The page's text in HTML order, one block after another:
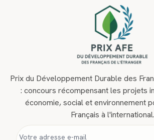
Prix du Développement Durable des
: concours récompensant les projets
économie, social et environnement
Français à l'international.
Informations personnelles